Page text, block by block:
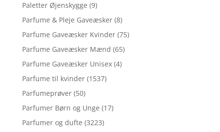
Paletter Øjenskygge (9)
Parfume & Pleje Gaveæsker (8)
Parfume Gaveæsker Kvinder (75)
Parfume Gaveæsker Mænd (65)
Parfume Gaveæsker Unisex (4)
Parfume til kvinder (1537)
Parfumeprøver (50)
Parfumer Børn og Unge (17)
Parfumer og dufte (3223)